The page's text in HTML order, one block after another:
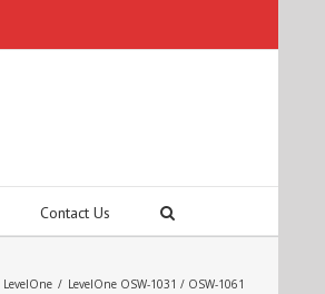
Contact Us
LevelOne / LevelOne OSW-1031 / OSW-1061